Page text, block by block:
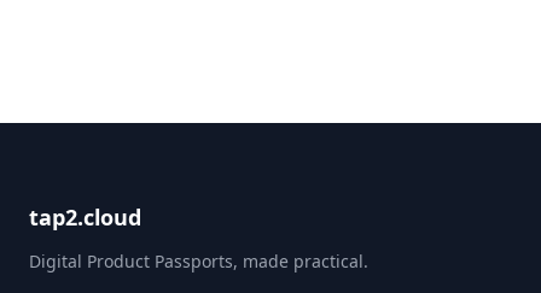
tap2.cloud
Digital Product Passports, made practical.